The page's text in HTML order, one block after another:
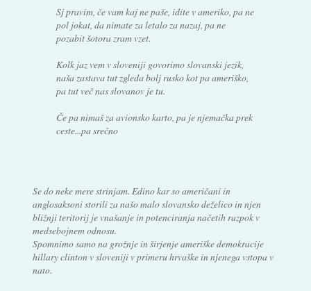
Sj pravim, če vam kaj ne paše, idite v ameriko, pa ne
pol jokat, da nimate za letalo za nazaj, pa ne
pozabit šotora zram vzet.
Kolk jaz vem v sloveniji govorimo slovanski jezik,
naša zastava tut zgleda bolj rusko kot pa ameriško,
pa tut več nas slovanov je tu.
Če pa nimaš za avionsko karto, pa je njemačka prek
ceste...pa srečno
Se do neke mere strinjam. Edino kar so američani in
anglosaksoni storili za našo malo slovansko deželico in njen
bližnji teritorij je vnašanje in potenciranja načetih razpok v
medsebojnem odnosu.
Spomnimo samo na grožnje in širjenje ameriške demokracije
hillary clinton v sloveniji v primeru hrvaške in njenega vstopa v
nato.